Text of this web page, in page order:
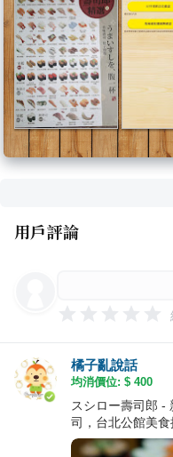
用戶評論
橘子亂說話
均消價位: $ 400
スシロー壽司郎 -
司，台北公館美食